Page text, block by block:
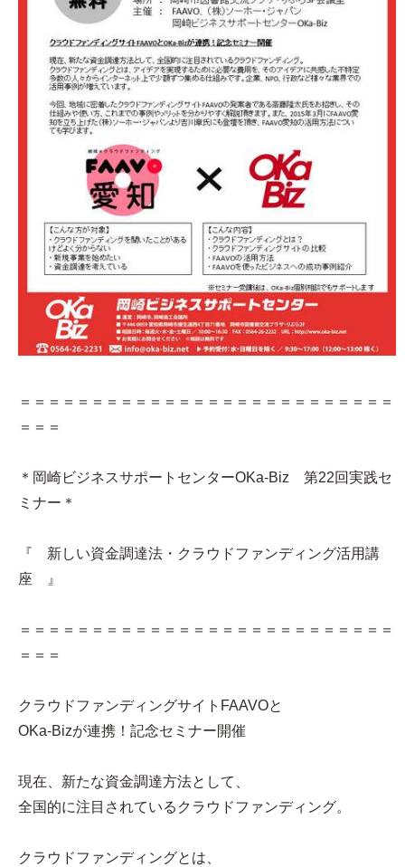
＝＝＝＝＝＝＝＝＝＝＝＝＝＝＝＝＝＝＝＝＝＝＝＝＝＝
＝＝＝
＊岡崎ビジネスサポートセンターOKa-Biz 第22回実践セ
ミナー＊
『 新しい資金調達法・クラウドファンディング活用講
座 』
＝＝＝＝＝＝＝＝＝＝＝＝＝＝＝＝＝＝＝＝＝＝＝＝＝＝
＝＝＝
クラウドファンディングサイトFAAVOと
OKa-Bizが連携！記念セミナー開催
現在、新たな資金調達方法として、
全国的に注目されているクラウドファンディング。
クラウドファンディングとは、